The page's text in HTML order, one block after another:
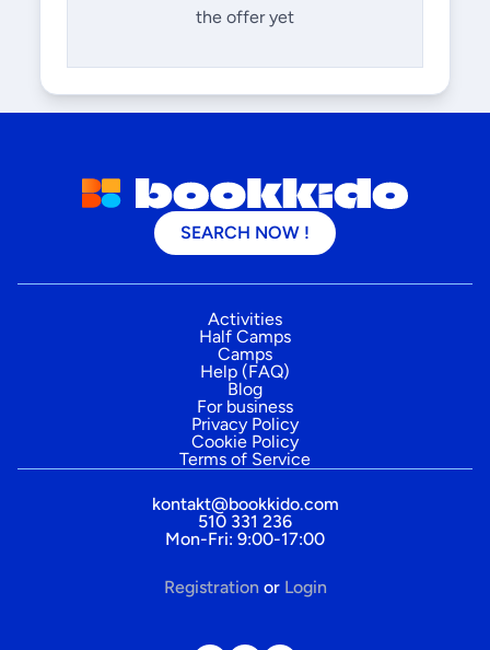
the offer yet
SEARCH NOW !
Activities
Half Camps
Camps
Help (FAQ)
Blog
For business
Privacy Policy
Cookie Policy
Terms of Service
kontakt@bookkido.com
510 331 236
Mon-Fri: 9:00-17:00
Registration or Login